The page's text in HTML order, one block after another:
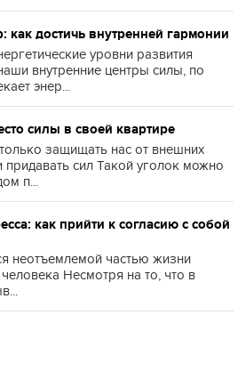
как достичь внутренней гармонии
уровни развития
внутренние центры силы, по
энер...
силы в своей квартире
защищать нас от внешних
придавать сил Такой уголок можно
п...
как прийти к согласию с собой
неотъемлемой частью жизни
Несмотря на то, что в